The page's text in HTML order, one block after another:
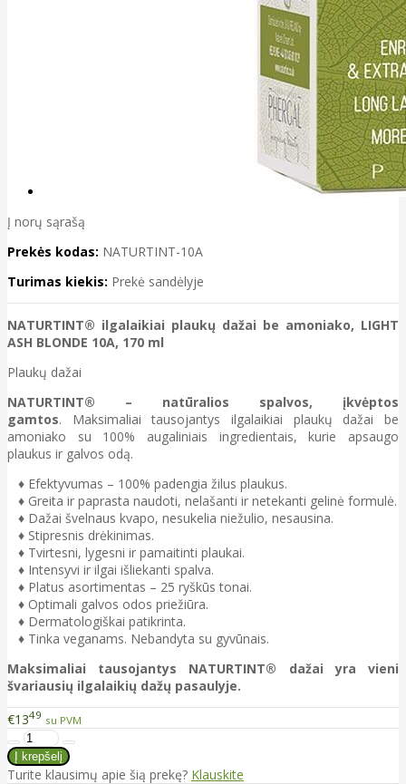
Į norų sąrašą
Prekės kodas: NATURTINT-10A
Turimas kiekis: Prekė sandėlyje
NATURTINT® ilgalaikiai plaukų dažai be amoniako, LIGHT
ASH BLONDE 10A, 170 ml
Plaukų dažai
NATURTINT® – natūralios spalvos, įkvėptos
gamtos. Maksimaliai tausojantys ilgalaikiai plaukų dažai be
amoniako su 100% augaliniais ingredientais, kurie apsaugo
plaukus ir galvos odą.
♦ Efektyvumas – 100% padengia žilus plaukus.
♦ Greita ir paprasta naudoti, nelašanti ir netekanti gelinė formulė.
♦ Dažai švelnaus kvapo, nesukelia niežulio, nesausina.
♦ Stipresnis drėkinimas.
♦ Tvirtesni, lygesni ir pamaitinti plaukai.
♦ Intensyvi ir ilgai išliekanti spalva.
♦ Platus asortimentas – 25 ryškūs tonai.
♦ Optimali galvos odos priežiūra.
♦ Dermatologiškai patikrinta.
♦ Tinka veganams. Nebandyta su gyvūnais.
Maksimaliai tausojantys NATURTINT® dažai yra vieni
švariausių ilgalaikių dažų pasaulyje.
€1349 su PVM
Turite klausimų apie šią prekę? Klauskite